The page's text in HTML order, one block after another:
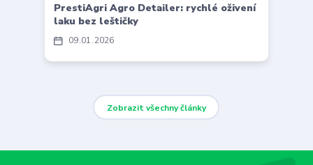
09 01 2026
PrestiAgri Agro Detailer: rychlé oživení
laku bez leštičky
Zobrazit všechny články